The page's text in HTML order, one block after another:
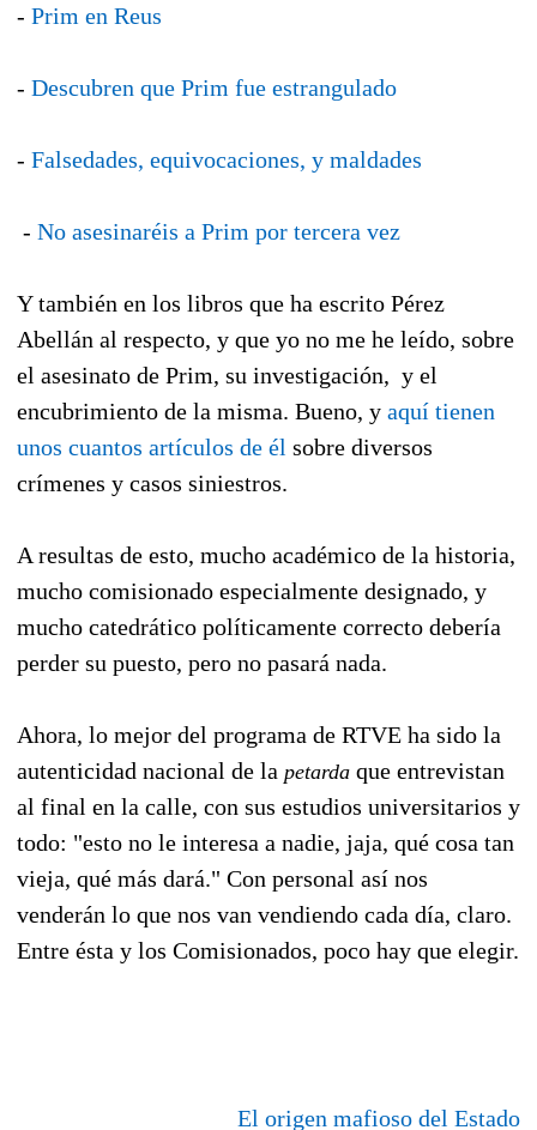
- Prim en Reus
- Descubren que Prim fue estrangulado
- Falsedades, equivocaciones, y maldades
- No asesinaréis a Prim por tercera vez
Y también en los libros que ha escrito Pérez
Abellán al respecto, y que yo no me he leído, sobre
el asesinato de Prim, su investigación, y el
encubrimiento de la misma. Bueno, y aquí tienen
unos cuantos artículos de él sobre diversos
crímenes y casos siniestros.
A resultas de esto, mucho académico de la historia,
mucho comisionado especialmente designado, y
mucho catedrático políticamente correcto debería
perder su puesto, pero no pasará nada.
Ahora, lo mejor del programa de RTVE ha sido la
autenticidad nacional de la petarda que entrevistan
al final en la calle, con sus estudios universitarios y
todo: "esto no le interesa a nadie, jaja, qué cosa tan
vieja, qué más dará." Con personal así nos
venderán lo que nos van vendiendo cada día, claro.
Entre ésta y los Comisionados, poco hay que elegir.
El origen mafioso del Estado